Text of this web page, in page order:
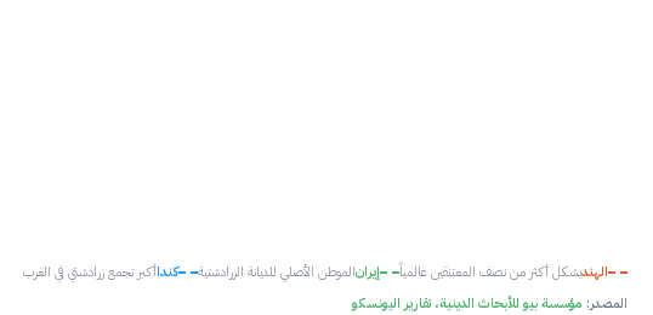
الهنديشكل أكثر من نصف المعتنقين عالمياً إيرانالموطن الأصلي للديانة الزرادشتية كنداأكبر تجمع زرادشتي في الغرب
المصدر: مؤسسة بيو للأبحاث الدينية، تقارير اليونسكو